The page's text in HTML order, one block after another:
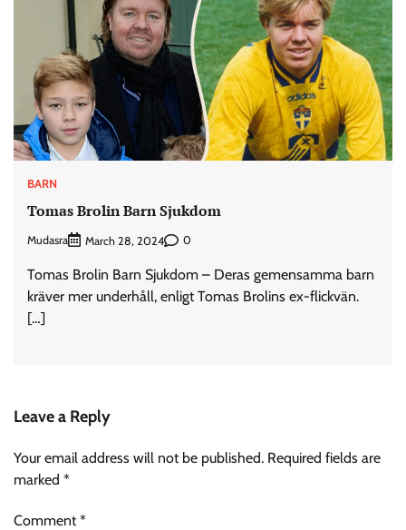
BARN
Tomas Brolin Barn Sjukdom
Mudasra March 28, 2024 0
Tomas Brolin Barn Sjukdom – Deras gemensamma barn
kräver mer underhåll, enligt Tomas Brolins ex-flickvän.
[…]
Leave a Reply
Your email address will not be published. Required fields are
marked *
Comment*